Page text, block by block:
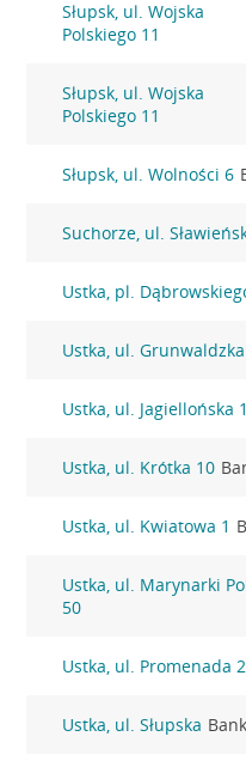
Słupsk, ul. Wojska
Polskiego 11
Słupsk, ul. Wojska
Polskiego 11
Słupsk, ul. Wolności 6
Suchorze, ul.
Ustka, pl.
Ustka, ul.
Ustka, ul. Jagiellońska
Ustka, ul. Krótka 10
Ustka, ul. Kwiatowa 1
Ustka, ul. Marynarki
50
Ustka, ul. Promenada 2
Ustka, ul. Słupska